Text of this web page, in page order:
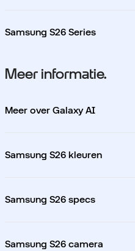
Samsung S26 Series
Meer informatie.
Meer over Galaxy AI
Samsung S26 kleuren
Samsung S26 specs
Samsung S26 camera